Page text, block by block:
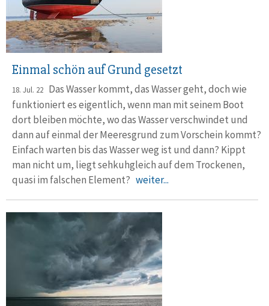
Einmal schön auf Grund gesetzt
18. Jul. 22 Das Wasser kommt, das Wasser geht, doch wie
funktioniert es ei­gentlich, wenn man mit seinem Boot
dort bleiben möchte, wo das Wasser verschwindet und
dann auf einmal der Meeresgrund zum Vorschein kommt?
Einfach warten bis das Wasser weg ist und dann? Kippt
man nicht um, liegt sehkuh­gleich auf dem Trockenen,
quasi im falschen Element? weiter...